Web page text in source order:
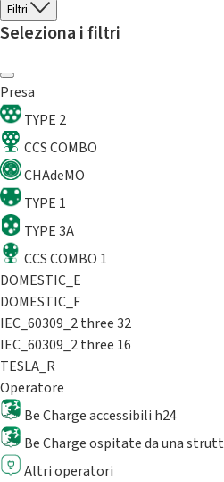
Filtri
Seleziona i filtri
Presa
TYPE 2
CCS COMBO
CHAdeMO
TYPE 1
TYPE 3A
CCS COMBO 1
DOMESTIC_E
DOMESTIC_F
IEC_60309_2 three 32
IEC_60309_2 three 16
TESLA_R
Operatore
Be Charge accessibili h24
Be Charge ospitate da una
Altri operatori